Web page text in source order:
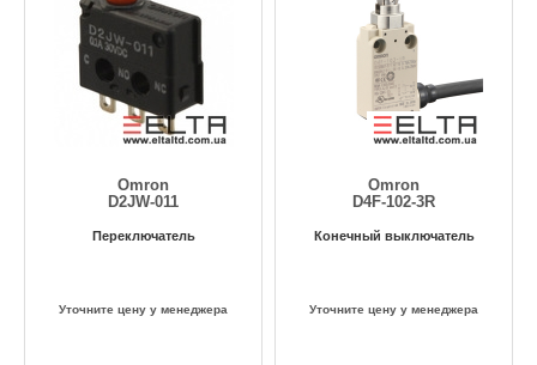
Omron
D2JW-011
Переключатель
Уточните цену у менеджера
Omron
D4F-102-3R
Конечный выключатель
Уточните цену у менеджера